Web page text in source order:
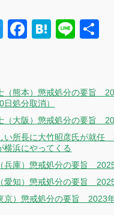
Twitter
Facebook
Hatena
Line
（熊本）懲戒処分の要旨
日処分取消）
（大阪）懲戒処分の要旨
い所長に大竹昭彦氏が就任
横浜にやってくる
兵庫）懲戒処分の要旨
愛知）懲戒処分の要旨
京）懲戒処分の要旨 2023